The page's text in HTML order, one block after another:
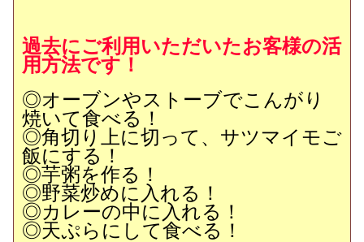
過去にご利用いただいたお客様の活
用方法です！
◎オーブンやストーブでこんがり
焼いて食べる！
◎角切り上に切って、サツマイモご
飯にする！
◎芋粥を作る！
◎野菜炒めに入れる！
◎カレーの中に入れる！
◎天ぷらにして食べる！